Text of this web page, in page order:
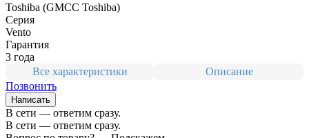
Toshiba (GMCC Toshiba)
Серия
Vento
Гарантия
3 года
Все характеристики
Описание
Позвонить
Написать
В сети — ответим сразу.
В сети — ответим сразу.